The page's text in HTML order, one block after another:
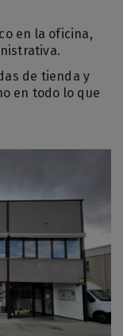
en la oficina,
de tienda y
en todo lo que